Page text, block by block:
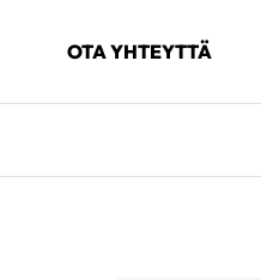
OTA YHTEYTTÄ